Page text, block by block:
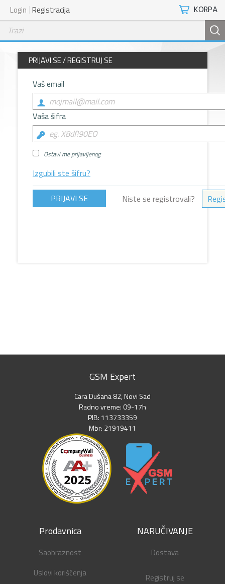
KORPA
Login Registracija
PRIJAVI SE / REGISTRUJ SE
Vaš email
Vaša šifra
Ostavi me prijavljenog
Izgubili ste šifru?
Niste se registrovali?
GSM Expert
Cara Dušana 82, Novi Sad
Radno vreme: 09-17h
PIB: 113733359
Mbr: 21919411
Prodavnica
Saobraznost
Uslovi korišćenja
NARUČIVANJE
Dostava
Registruj se